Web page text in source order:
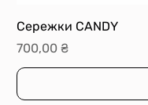
Сережки CANDY
Ціна
700,00 ₴